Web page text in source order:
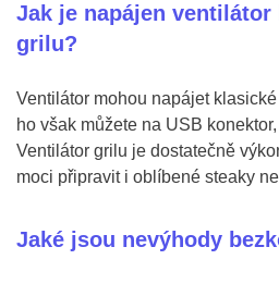
Jak je napájen ventilátor
grilu?
Ventilátor mohou napájet
ho však můžete na USB
Ventilátor grilu je dostatečně
moci připravit i oblíbené steaky
Jaké jsou nevýhody